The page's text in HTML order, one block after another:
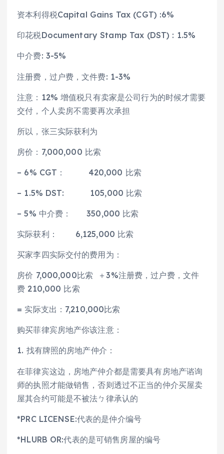
资本利得税Capital Gains Tax (CGT) :6%
印花税Documentary Stamp Tax (DST) : 1.5%
中介费: 3-5%
注册费，过户费，文件费: 1-3%
注意：12% 增值税只有卖家是公司行为的时候才需要
交付，个人卖房不需要再次承担
所以，张三实际获利为
房价：7,000,000 比索
– 6% CGT： 420,000 比索
– 1.5% DST: 105,000 比索
– 5% 中介费： 350,000 比索
实际获利： 6,125,000 比索
买家李四实际交付的费用为：
房价 7,000,000比索 ＋3%注册费，过户费，文件
费 210,000 比索
= 实际支出：7,210,000比索
购买菲律宾房地产你该注意：
1. 找有牌照的房地产仲介：
在菲律宾这边，房地产仲介都是需要具有房地产谘询
师的执照才能做销售，否则透过不正当的仲介买屋卖
屋其合约可能是不被法ㄅ律承认的
*PRC LICENSE:代表的是仲介编号
*HLURB OR:代表的是可销售房屋的编号